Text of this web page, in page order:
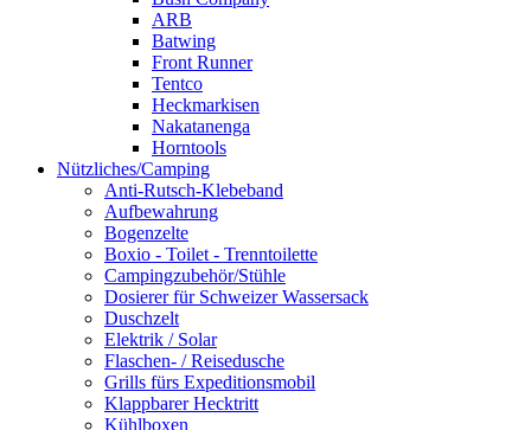
ARB
Batwing
Front Runner
Tentco
Heckmarkisen
Nakatanenga
Horntools
Nützliches/Camping
Anti-Rutsch-Klebeband
Aufbewahrung
Bogenzelte
Boxio - Toilet - Trenntoilette
Campingzubehör/Stühle
Dosierer für Schweizer Wassersack
Duschzelt
Elektrik / Solar
Flaschen- / Reisedusche
Grills fürs Expeditionsmobil
Klappbarer Hecktritt
Kühlboxen